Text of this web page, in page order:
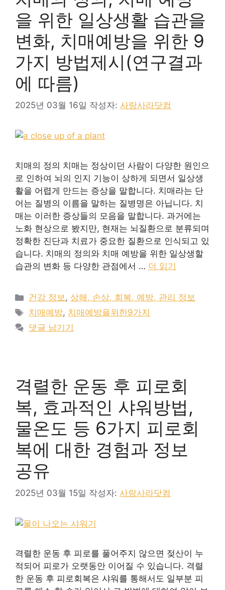
을 위한 일상생활 습관을
변화, 치매예방을 위한 9
가지 방법제시(연구결과
에 따름)
2025년 03월 16일 작성자: 사랑사라닷컴
치매의 정의 치매는 정상이던 사람이 다양한 원인으
로 인하여 뇌의 인지 기능이 상하게 되면서 일상생
활을 어렵게 만드는 증상을 말합니다. 치매라는 단
어는 질병의 이름을 말하는 질병명은 아닙니다. 치
매는 이러한 증상들의 모음을 말합니다. 과거에는
노화 현상으로 봤지만, 현재는 뇌질환으로 분류되며
정확한 진단과 치료가 중요한 질환으로 인식되고 있
습니다. 치매의 정의와 치매 예방을 위한 일상생할
습관의 변화 등 다양한 관점에서 … 더 읽기
카
테
리
건강 정보, 상해, 손상, 회복, 예방, 관리 정보
태
그
치매예방, 치매예방을위한9가지
댓글 남기기
격렬한 운동 후 피로회
복, 효과적인 샤워방법,
물온도 등 6가지 피로회
복에 대한 경험과 정보
공유
2025년 03월 15일 작성자: 사랑사라닷컴
격렬한 운동 후 피로를 풀어주지 않으면 젖산이 누
적되어 피로가 오랫동안 이어질 수 있습니다. 격렬
한 운동 후 피로회복은 샤워를 통해서도 일부분 피